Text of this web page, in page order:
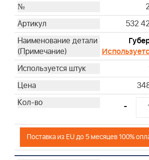
532
-
Поставка из EU до 5 месяцев 100%